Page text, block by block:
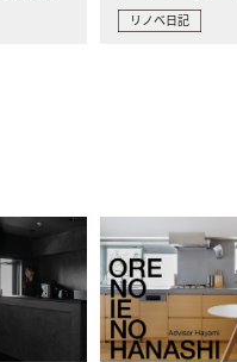
リノベ日記